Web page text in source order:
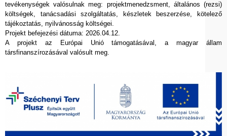
tevékenységek valósulnak meg: projektmenedzsment, általános (rezsi)
költségek, tanácsadási szolgáltatás, készletek beszerzése, kötelező
tájékoztatás, nyilvánosság költségei.
Projekt befejezési dátuma: 2026.04.12.
A projekt az Európai Unió támogatásával, a magyar állam
társfinanszírozásával valósult meg.